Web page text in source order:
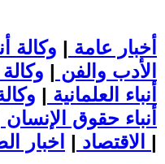
أخبار عامة | وكالة
الأدب والفن | وكالة
أنباء العلمانية |
أنباء حقوق الإنسان
الاقتصاد | |